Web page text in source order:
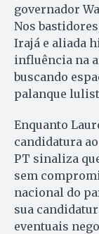
governador
Nos
Irajá e aliada
influência na
buscando
palanque
Enquanto
candidatura ao
PT sinaliza
sem
nacional do
sua
eventuais